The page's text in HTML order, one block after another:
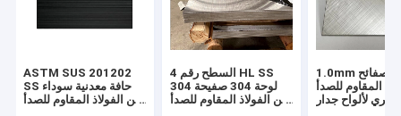
ASTM SUS 201202
SS حافة معدنية سوداء
من الفولاذ المقاوم للصدأ
السطح رقم 4 HL SS
304 لوحة 304 صفيحة
من الفولاذ المقاوم للصدأ
1.0mm فضية عبر صفائح
المقاوم للصدأ
شعري لألواح جدار